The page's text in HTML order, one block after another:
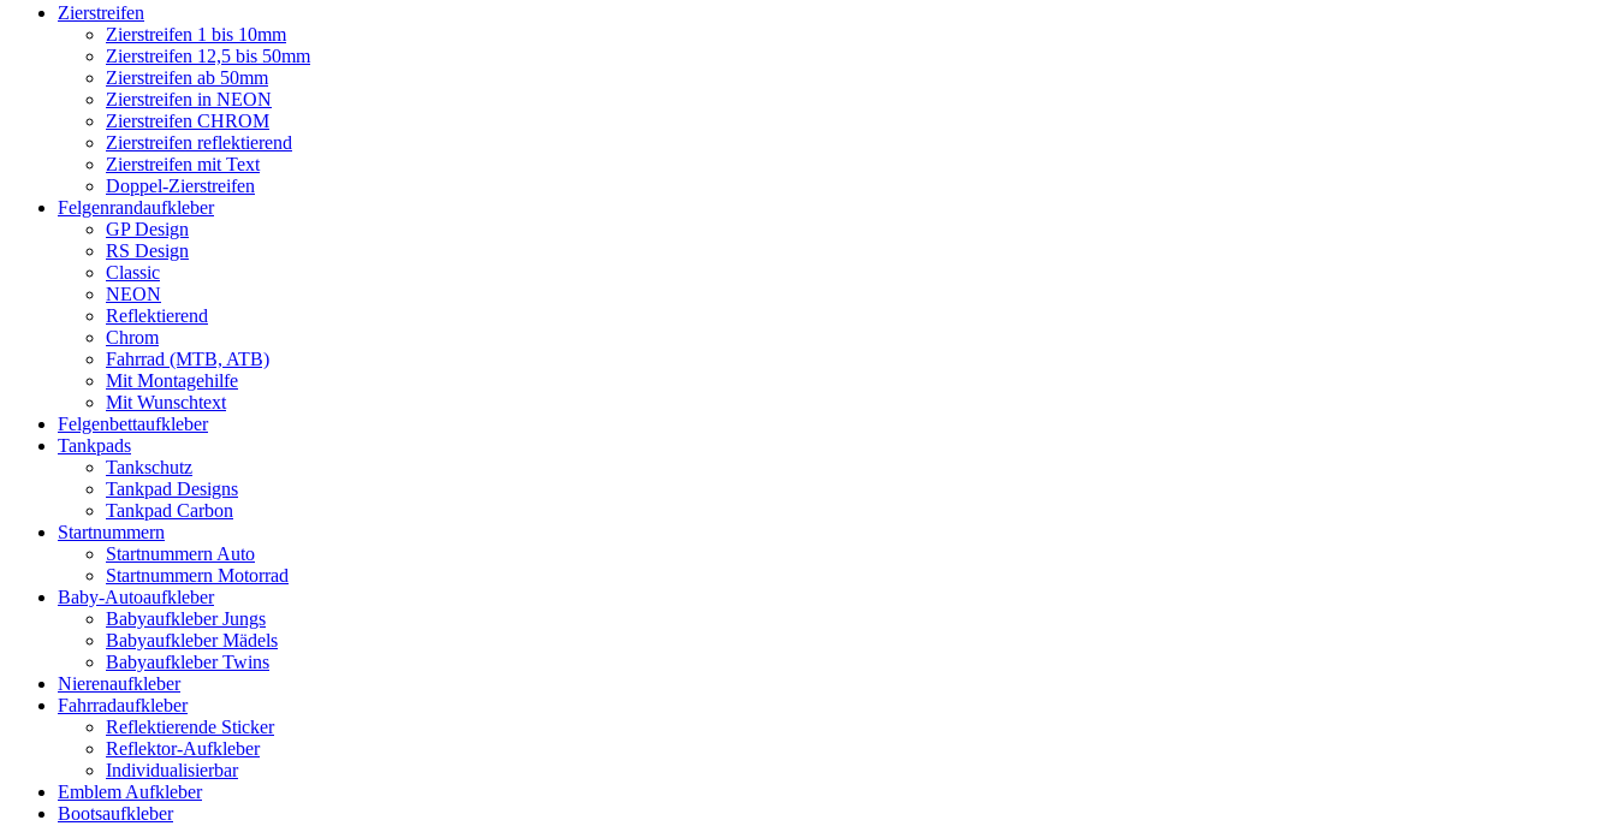
Zierstreifen
Zierstreifen 1 bis 10mm
Zierstreifen 12,5 bis 50mm
Zierstreifen ab 50mm
Zierstreifen in NEON
Zierstreifen CHROM
Zierstreifen reflektierend
Zierstreifen mit Text
Doppel-Zierstreifen
Felgenrandaufkleber
GP Design
RS Design
Classic
NEON
Reflektierend
Chrom
Fahrrad (MTB, ATB)
Mit Montagehilfe
Mit Wunschtext
Felgenbettaufkleber
Tankpads
Tankschutz
Tankpad Designs
Tankpad Carbon
Startnummern
Startnummern Auto
Startnummern Motorrad
Baby-Autoaufkleber
Babyaufkleber Jungs
Babyaufkleber Mädels
Babyaufkleber Twins
Nierenaufkleber
Fahrradaufkleber
Reflektierende Sticker
Reflektor-Aufkleber
Individualisierbar
Emblem Aufkleber
Bootsaufkleber